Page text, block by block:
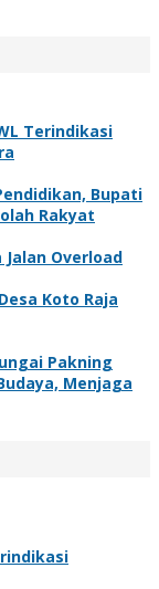
Terindikasi
Bupati
Rakyat
Jalan Overload
Koto Raja
Pakning
Menjaga